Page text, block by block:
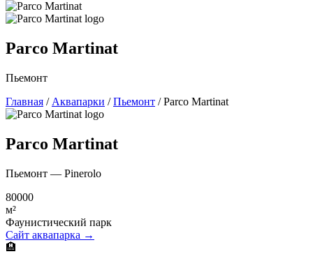
Parco Martinat
Пьемонт
Главная / Аквапарки / Пьемонт / Parco Martinat
Parco Martinat
Пьемонт — Pinerolo
80000
м²
Фаунистический парк
Сайт аквапарка →
🏨